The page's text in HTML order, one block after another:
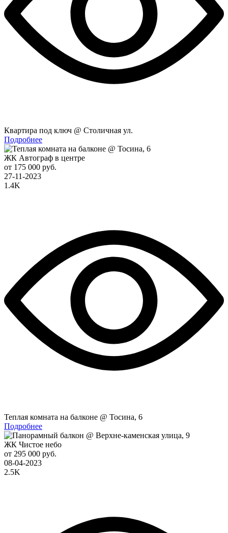
Квартира под ключ @ Столичная ул.
Подробнее
ЖК Автограф в центре
от 175 000 руб.
27-11-2023
1.4K
Теплая комната на балконе @ Тосина, 6
Подробнее
ЖК Чистое небо
от 295 000 руб.
08-04-2023
2.5K